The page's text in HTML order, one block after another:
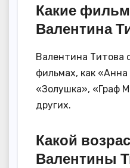
Какие
Валентина
Валентина Титова
фильмах, как
«Золушка», «Граф
других.
Какой
Валентины